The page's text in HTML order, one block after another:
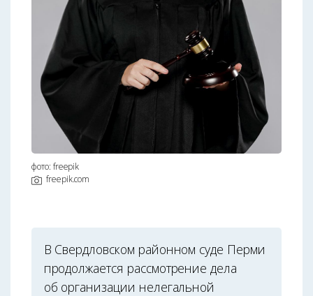
фото: freepik
freepik.com
В Свердловском районном суде Перми
продолжается рассмотрение дела
об организации нелегальной